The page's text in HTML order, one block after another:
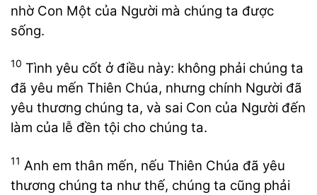
nhờ Con Một của Người mà chúng ta được
sống.
10 Tình yêu cốt ở điều này: không phải chúng ta
đã yêu mến Thiên Chúa, nhưng chính Người đã
yêu thương chúng ta, và sai Con của Người đến
làm của lễ đền tội cho chúng ta.
11 Anh em thân mến, nếu Thiên Chúa đã yêu
thương chúng ta như thế, chúng ta cũng phải